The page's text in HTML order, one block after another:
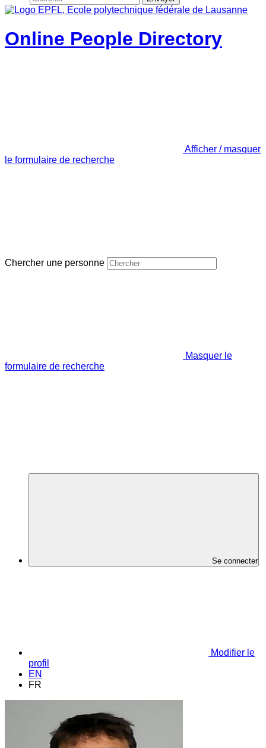
Online People Directory
Afficher / masquer
le formulaire de recherche
Chercher une personne
Masquer le
formulaire de recherche
Se connecter
Modifier le
profil
EN
FR